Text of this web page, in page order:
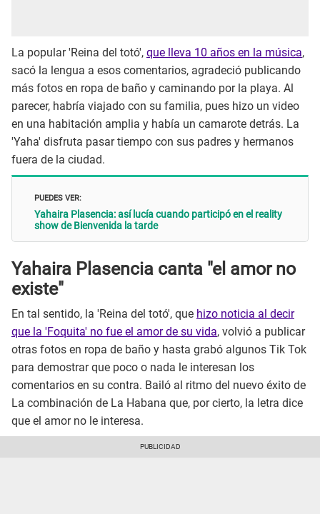
La popular 'Reina del totó', que lleva 10 años en la música,
sacó la lengua a esos comentarios, agradeció publicando
más fotos en ropa de baño y caminando por la playa. Al
parecer, habría viajado con su familia, pues hizo un video
en una habitación amplia y había un camarote detrás. La
'Yaha' disfruta pasar tiempo con sus padres y hermanos
fuera de la ciudad.
PUEDES VER:
Yahaira Plasencia: así lucía cuando participó en el reality
show de Bienvenida la tarde
Yahaira Plasencia canta "el amor no
existe"
En tal sentido, la 'Reina del totó', que hizo noticia al decir
que la 'Foquita' no fue el amor de su vida, volvió a publicar
otras fotos en ropa de baño y hasta grabó algunos Tik Tok
para demostrar que poco o nada le interesan los
comentarios en su contra. Bailó al ritmo del nuevo éxito de
La combinación de La Habana que, por cierto, la letra dice
que el amor no le interesa.